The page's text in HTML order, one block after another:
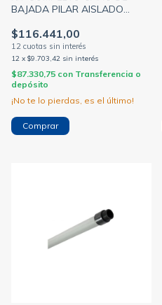
BAJADA PILAR AISLADO
CONECTOR (GEN ROD)
$116.441,00
12 x $9.703,42 sin interés
$87.330,75 con Transferencia o
depósito
¡No te lo pierdas, es el último!